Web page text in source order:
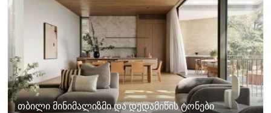
თბილი მინიმალიზმი და დედამიწის ტონები